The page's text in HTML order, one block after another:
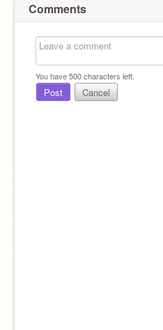
Comments
You have500characters left.
Post Cancel